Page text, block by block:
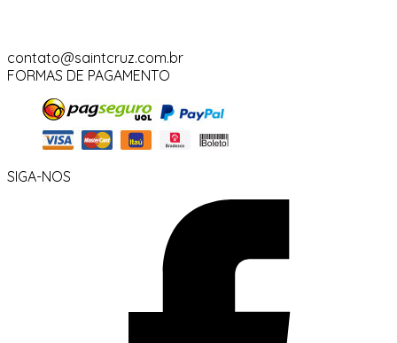
contato@saintcruz.com.br
FORMAS DE PAGAMENTO
SIGA-NOS